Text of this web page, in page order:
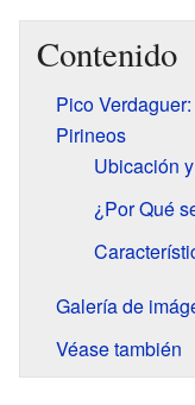
Contenido
Pico
Pirineos
Ubicación
¿Por Qué
Galería de
Véase también